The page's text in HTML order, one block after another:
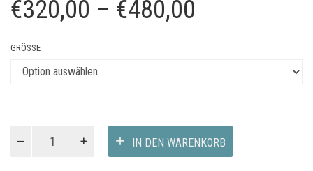
€320,00 – €480,00
GRÖSSE
Man
IN DEN WARENKORB